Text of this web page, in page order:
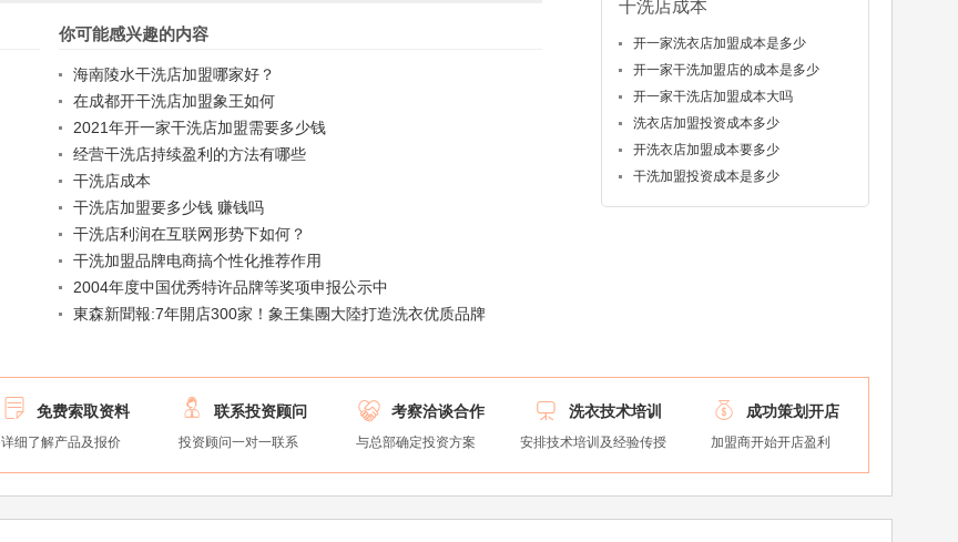
你可能感兴趣的内容
海南陵水干洗店加盟哪家好？
在成都开干洗店加盟象王如何
2021年开一家干洗店加盟需要多少钱
经营干洗店持续盈利的方法有哪些
干洗店成本
干洗店加盟要多少钱 赚钱吗
干洗店利润在互联网形势下如何？
干洗加盟品牌电商搞个性化推荐作用
2004年度中国优秀特许品牌等奖项申报公示中
東森新聞報:7年開店300家！象王集團大陸打造洗衣优质品牌
干洗店成本
开一家洗衣店加盟成本是多少
开一家干洗加盟店的成本是多少
开一家干洗店加盟成本大吗
洗衣店加盟投资成本多少
开洗衣店加盟成本要多少
干洗加盟投资成本是多少
 免费索取资料
详细了解产品及报价
 联系投资顾问
投资顾问一对一联系
 考察洽谈合作
与总部确定投资方案
 洗衣技术培训
安排技术培训及经验传授
 成功策划开店
加盟商开始开店盈利